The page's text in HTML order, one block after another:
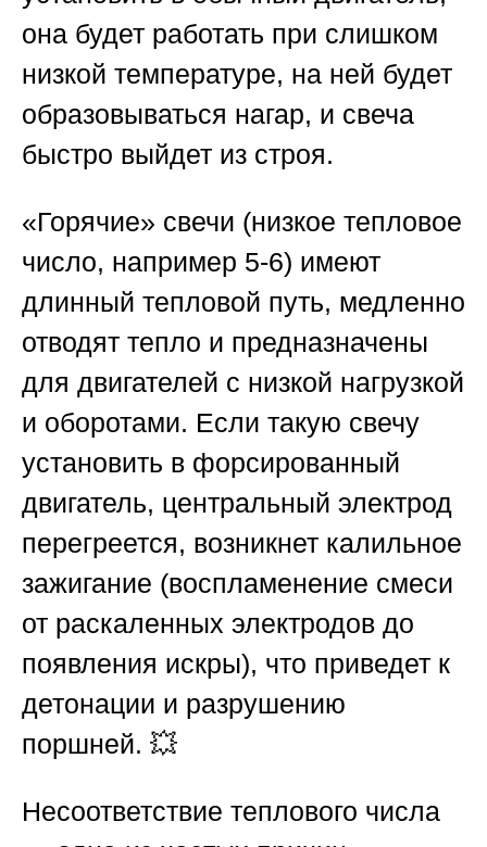
она будет работать при слишком
низкой температуре, на ней будет
образовываться нагар, и свеча
быстро выйдет из строя.
«Горячие» свечи (низкое тепловое
число, например 5-6) имеют
длинный тепловой путь, медленно
отводят тепло и предназначены
для двигателей с низкой нагрузкой
и оборотами. Если такую свечу
установить в форсированный
двигатель, центральный электрод
перегреется, возникнет калильное
зажигание (воспламенение смеси
от раскаленных электродов до
появления искры), что приведет к
детонации и разрушению
поршней. 💥
Несоответствие теплового числа